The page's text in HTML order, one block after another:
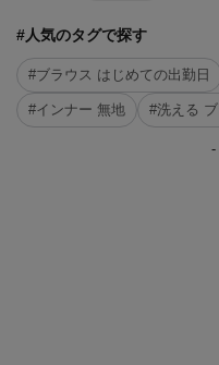
#人気のタグで探す
#ブラウス はじめての出勤日
#インナー 無地 #洗える
-